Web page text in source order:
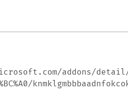
addons/detail/